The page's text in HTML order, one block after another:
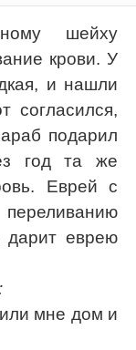
шейху
крови. У
и нашли
согласился,
подарил
год та же
Еврей с
дарит еврею
мне дом и